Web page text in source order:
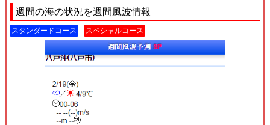
週間の海の状況を週間風波情報
スタンダードコース スペシャルコース